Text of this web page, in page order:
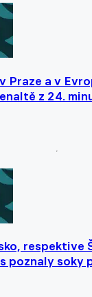
Praze a v
z 24.
respektive
poznaly soky